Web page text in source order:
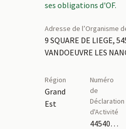
ses obligations d'OF.
Adresse de l’Organisme
9 SQUARE DE LIEGE,
VANDOEUVRE LES
Région
Grand
Est
Numéro
de
Déclaration
d'Activité
44540388254